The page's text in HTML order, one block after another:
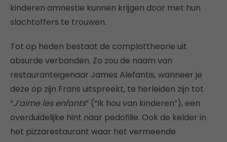
kinderen amnestie kunnen krijgen door met hun
slachtoffers te trouwen.
Tot op heden bestaat de complottheorie uit
absurde verbanden. Zo zou de naam van
restauranteigenaar James Alefantis, wanneer je
deze op zijn Frans uitspreekt, te herleiden zijn tot
“J’aime les enfants” (“Ik hou van kinderen”), een
overduidelijke hint naar pedofilie. Ook de kelder in
het pizzarestaurant waar het vermeende